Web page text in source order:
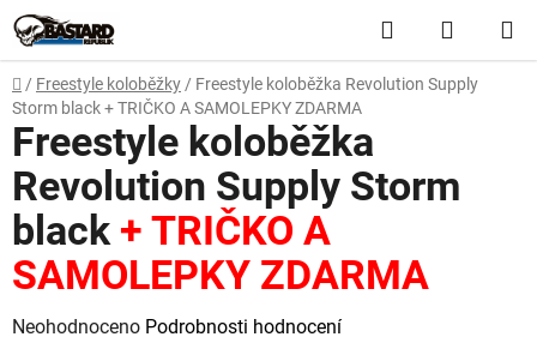
Přejít
na
obsah
Hledat
KOŠÍK
Domů
/ Freestyle koloběžky / Freestyle koloběžka Revolution Supply
Storm black+ TRIČKO A SAMOLEPKY ZDARMA
Freestyle koloběžka
Revolution Supply Storm
black + TRIČKO A
SAMOLEPKY ZDARMA
Průměrné
Neohodnoceno Podrobnosti hodnocení